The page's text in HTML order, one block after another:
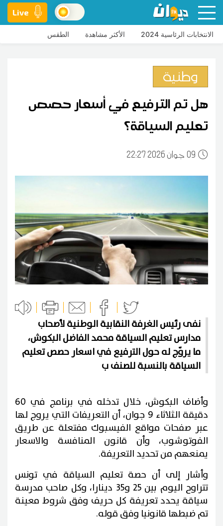
Live
الانتخابات الرئاسية 2024 الأكثر مشاهدة الطقس
وطنية
هل تم الترفيع في أسعار حصص
تعليم السياقة؟
0922:27 2026 جوان
نفى رئيس الغرفة النقابية الوطنية لأصحاب
مدارس تعليم السياقة محمد الفاضل البكوش،
ما يروّج له حول الترفيع في اسعار حصص تعليم
السياقة بالنسبة للصنف ب
وأضاف البكوش، خلال تدخله في برنامج في 60
دقيقة الثلاثاء 9 جوان، أن التعريفات التي يروج لها
عبر صفحات مواقع الفيسبوك مفتعلة عن طريق
الفوتوشوب، وأن قانون المنافسة والاسعار
يمنعهم من تحديد التعريفة.
وأشار إلى أن حصة تعليم السياقة في تونس
تتراوح اليوم بين 25 و35 دينارا، وكل صاحب مدرسة
سياقة يحدد تعريفة كل حريف وفق شروط معينة
تم ضبطها قانونيا وفق قوله.